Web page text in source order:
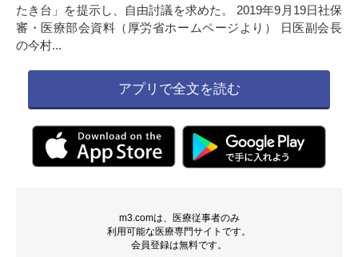
たき台」を提示し、自由討議を求めた。 2019年9月19日社保
審・医療部会資料（厚労省ホームページより） 日医副会長
の今村...
アプリで全文を読む
m3.comは、医療従事者のみ
利用可能な医療専門サイトです。
会員登録は無料です。